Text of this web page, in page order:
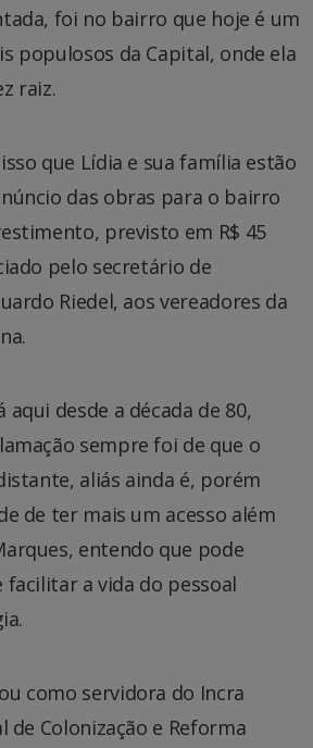
foi no bairro que hoje é um
populosos da Capital, onde ela
raiz.
que Lídia e sua família estão
das obras para o bairro
previsto em R$ 45
pelo secretário de
Riedel, aos vereadores da
aqui desde a década de 80,
sempre foi de que o
aliás ainda é, porém
de ter mais um acesso além
entendo que pode
a vida do pessoal
como servidora do Incra
Colonização e Reforma